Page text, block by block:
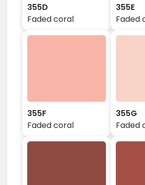
355D
Faded coral
355E
Faded
355F
Faded coral
355G
Faded